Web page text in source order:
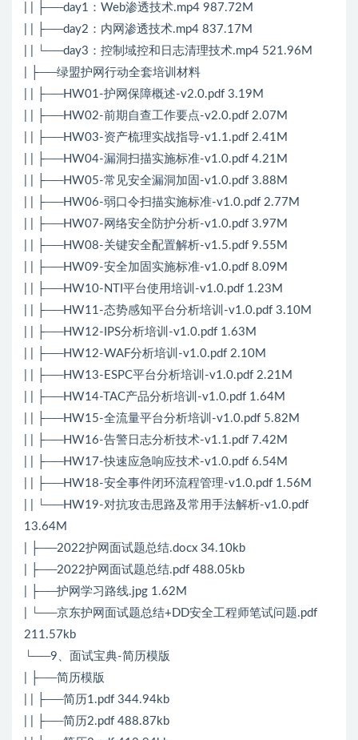
| | ├──day1：Web渗透技术.mp4 987.72M
| | ├──day2：内网渗透技术.mp4 837.17M
| | └──day3：控制域控和日志清理技术.mp4 521.96M
| ├──绿盟护网行动全套培训材料
| | ├──HW01-护网保障概述-v2.0.pdf 3.19M
| | ├──HW02-前期自查工作要点-v2.0.pdf 2.07M
| | ├──HW03-资产梳理实战指导-v1.1.pdf 2.41M
| | ├──HW04-漏洞扫描实施标准-v1.0.pdf 4.21M
| | ├──HW05-常见安全漏洞加固-v1.0.pdf 3.88M
| | ├──HW06-弱口令扫描实施标准-v1.0.pdf 2.77M
| | ├──HW07-网络安全防护分析-v1.0.pdf 3.97M
| | ├──HW08-关键安全配置解析-v1.5.pdf 9.55M
| | ├──HW09-安全加固实施标准-v1.0.pdf 8.09M
| | ├──HW10-NTI平台使用培训-v1.0.pdf 1.23M
| | ├──HW11-态势感知平台分析培训-v1.0.pdf 3.10M
| | ├──HW12-IPS分析培训-v1.0.pdf 1.63M
| | ├──HW12-WAF分析培训-v1.0.pdf 2.10M
| | ├──HW13-ESPC平台分析培训-v1.0.pdf 2.21M
| | ├──HW14-TAC产品分析培训-v1.0.pdf 1.64M
| | ├──HW15-全流量平台分析培训-v1.0.pdf 5.82M
| | ├──HW16-告警日志分析技术-v1.1.pdf 7.42M
| | ├──HW17-快速应急响应技术-v1.0.pdf 6.54M
| | ├──HW18-安全事件闭环流程管理-v1.0.pdf 1.56M
| | └──HW19-对抗攻击思路及常用手法解析-v1.0.pdf
13.64M
| ├──2022护网面试题总结.docx 34.10kb
| ├──2022护网面试题总结.pdf 488.05kb
| ├──护网学习路线.jpg 1.62M
| └──京东护网面试题总结+DD安全工程师笔试问题.pdf
211.57kb
└──9、面试宝典-简历模版
| ├──简历模版
| | ├──简历1.pdf 344.94kb
| | ├──简历2.pdf 488.87kb